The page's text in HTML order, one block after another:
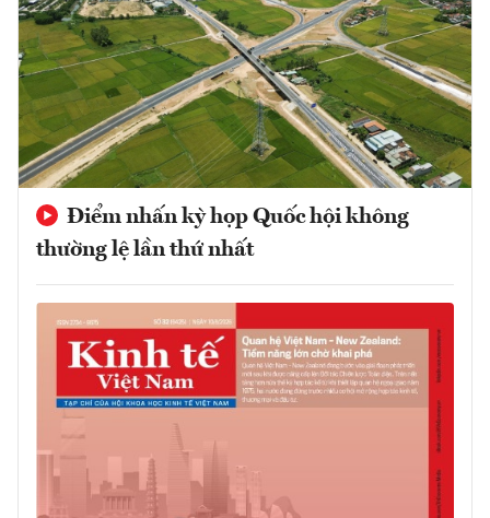
Điểm nhấn kỳ họp Quốc hội không
thường lệ lần thứ nhất